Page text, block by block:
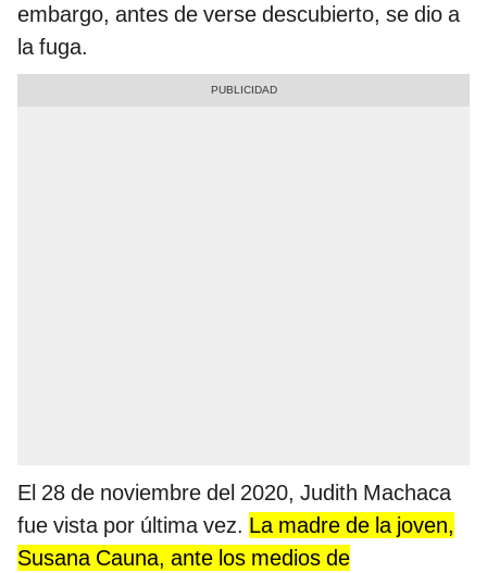
embargo, antes de verse descubierto, se dio a
la fuga.
El 28 de noviembre del 2020, Judith Machaca
fue vista por última vez. La madre de la joven,
Susana Cauna, ante los medios de